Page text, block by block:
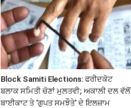
Block Samiti Elections: ਫਰੀਦਕੋਟ
ਬਲਾਕ ਸਮਿਤੀ ਚੋਣਾਂ ਮੁਲਤਵੀ; ਅਕਾਲੀ ਦਲ ਵੱਲੋਂ
ਬਾਈਕਾਟ ਤੇ ‘ਗੁਪਤ ਸਮਝੌਤੇ’ ਦੇ ਇਲਜ਼ਾਮ